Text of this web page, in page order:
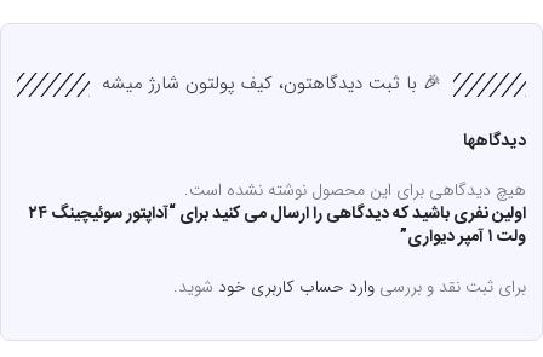
🎉 با ثبت دیدگاهتون، کیف پولتون شارژ میشه
دیدگاهها
هیچ دیدگاهی برای این محصول نوشته نشده است.
اولین نفری باشید که دیدگاهی را ارسال می کنید برای “آداپتور سوئیچینگ ۲۴
ولت ۱ آمپر دیواری”
برای ثبت نقد و بررسیوارد حساب کاربری خود شوید.